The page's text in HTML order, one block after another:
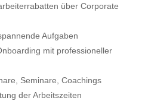
über Corporate
Aufgaben
mit professioneller
Seminare, Coachings
der Arbeitszeiten